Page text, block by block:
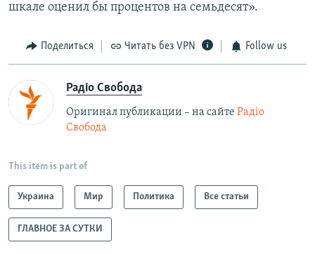
шкале оценил бы процентов на семьдесят».
Поделиться Читать без VPN Follow us
Радіо Свобода
Оригинал публикации – на сайте Радіо
Свобода
This item is part of
Украина Мир Политика Все статьи
ГЛАВНОЕ ЗА СУТКИ